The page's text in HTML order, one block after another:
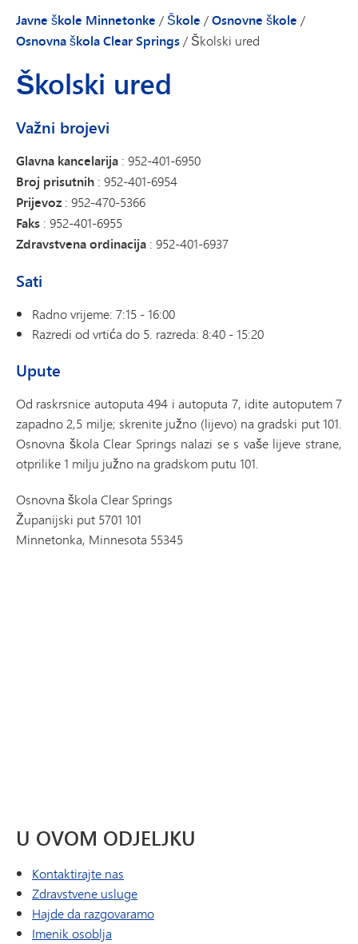
Javne škole Minnetonke / Škole /Osnovne škole /
Osnovna škola Clear Springs/ Školski ured
Školski ured
Važni brojevi
Glavna kancelarija : 952-401-6950
Broj prisutnih : 952-401-6954
Prijevoz : 952-470-5366
Faks : 952-401-6955
Zdravstvena ordinacija : 952-401-6937
Sati
Radno vrijeme: 7:15 - 16:00
Razredi od vrtića do 5. razreda: 8:40 - 15:20
Upute
Od raskrsnice autoputa 494 i autoputa 7, idite autoputem 7
zapadno 2,5 milje; skrenite južno (lijevo) na gradski put 101.
Osnovna škola Clear Springs nalazi se s vaše lijeve strane,
otprilike 1 milju južno na gradskom putu 101.
Osnovna škola Clear Springs
Županijski put 5701 101
Minnetonka, Minnesota 55345
U OVOM ODJELJKU
Kontaktirajte nas
Zdravstvene usluge
Hajde da razgovaramo
Imenik osoblja